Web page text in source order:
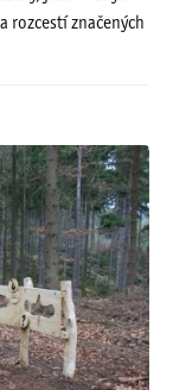
rozcestí značených